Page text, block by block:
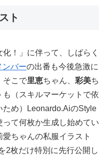
ト
！」に伴って、しばらく
ンバーの出番も今後急激に
そこで里恵ちゃん、 彩美ち
も（スキルマーケットで依
ため）Leonardo.AiのStyle
て何枚か生成し始めてい
ちゃんの私服イラスト
2枚だけ特別に先行公開し